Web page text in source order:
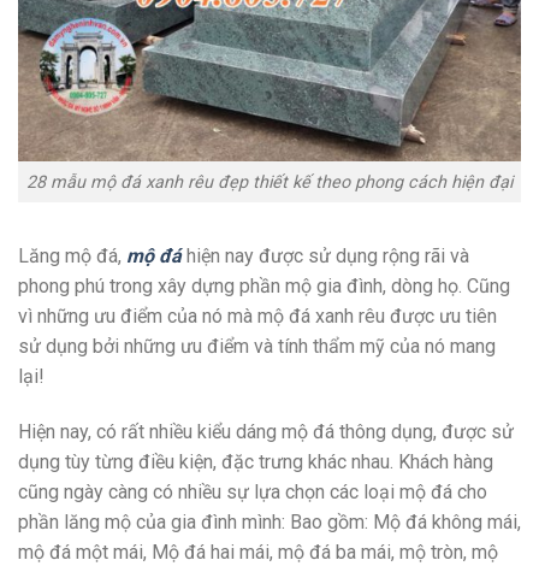
28 mẫu mộ đá xanh rêu đẹp thiết kế theo phong cách hiện đại
Lăng mộ đá, mộ đáhiện nay được sử dụng rộng rãi và
phong phú trong xây dựng phần mộ gia đình, dòng họ. Cũng
vì những ưu điểm của nó mà mộ đá xanh rêu được ưu tiên
sử dụng bởi những ưu điểm và tính thẩm mỹ của nó mang
lại!
Hiện nay, có rất nhiều kiểu dáng mộ đá thông dụng, được sử
dụng tùy từng điều kiện, đặc trưng khác nhau. Khách hàng
cũng ngày càng có nhiều sự lựa chọn các loại mộ đá cho
phần lăng mộ của gia đình mình: Bao gồm: Mộ đá không mái,
mộ đá một mái, Mộ đá hai mái, mộ đá ba mái, mộ tròn, mộ